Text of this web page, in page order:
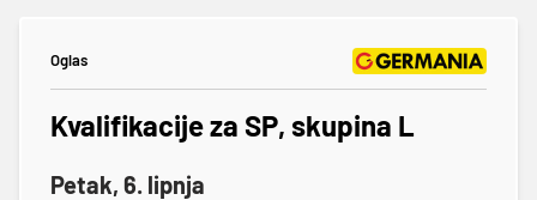
Oglas
Kvalifikacije za SP, skupina L
Petak, 6. lipnja